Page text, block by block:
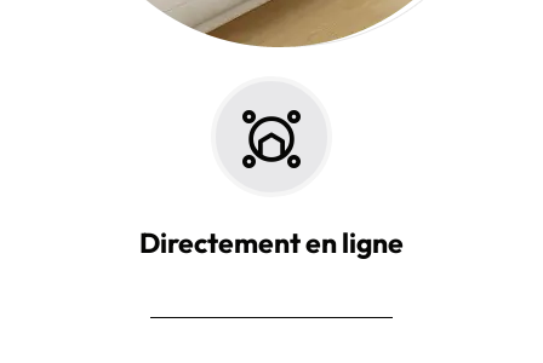
Directement en ligne